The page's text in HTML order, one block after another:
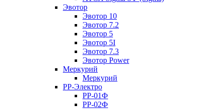
Эвотор
Эвотор 10
Эвотор 7.2
Эвотор 5
Эвотор 5I
Эвотор 7.3
Эвотор Power
Меркурий
Меркурий
РР-Электро
РР-01Ф
РР-02Ф